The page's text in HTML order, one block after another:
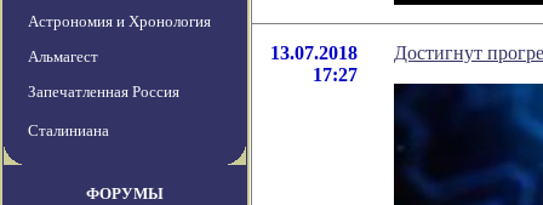
Астрономия и Хронология
Альмагест
Запечатленная Россия
Сталиниана
ФОРУМЫ
13.07.2018
17:27
Достигнут